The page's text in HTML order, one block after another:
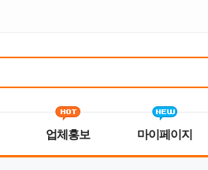
업체홍보 마이페이지